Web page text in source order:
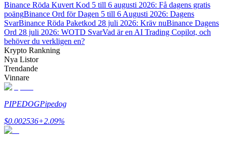
Handelsstrategier
Lär dig hur du håller dig lönsam
Binance Röda Kuvert Kod 5 till 6 augusti 2026: Få dagens gratis
poängBinance Ord för Dagen 5 till 6 Augusti 2026: Dagens
SvarBinance Röda Paketkod 28 juli 2026: Kräv nuBinance Dagens
Ord 28 juli 2026: WOTD SvarVad är en AI Trading Copilot, och
behöver du verkligen en?
Krypto Rankning
Nya Listor
Trendande
Vinnare
PIPEDOGPipedog
$0.002536+2.09%